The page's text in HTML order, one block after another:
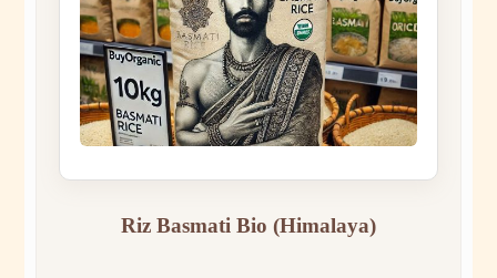
Riz Basmati Bio (Himalaya)